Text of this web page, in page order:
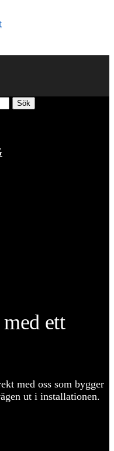
Sök
Sök
ett
med oss som bygger
ut i installationen.